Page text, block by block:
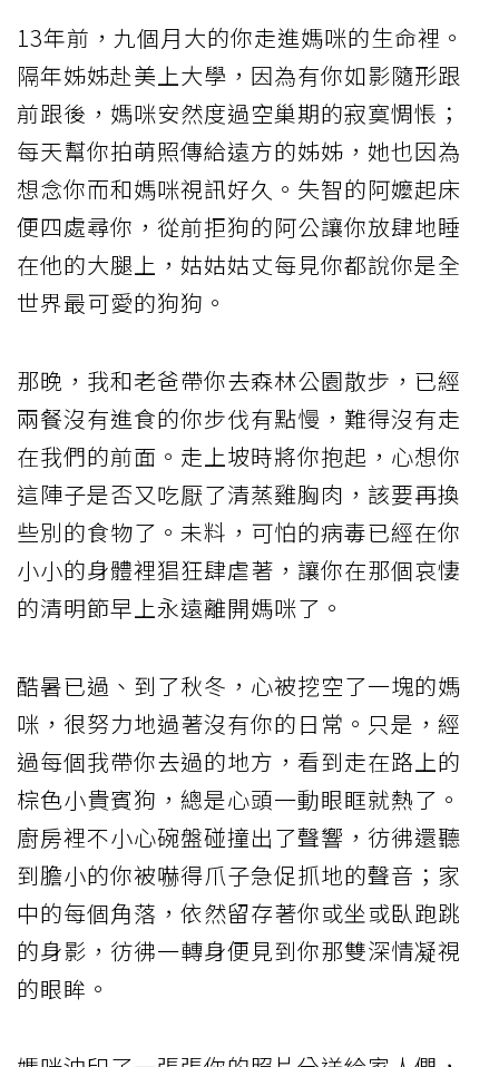
13年前，九個月大的你走進媽咪的生命裡。
隔年姊姊赴美上大學，因為有你如影隨形跟
前跟後，媽咪安然度過空巢期的寂寞惆悵；
每天幫你拍萌照傳給遠方的姊姊，她也因為
想念你而和媽咪視訊好久。失智的阿嬤起床
便四處尋你，從前拒狗的阿公讓你放肆地睡
在他的大腿上，姑姑姑丈每見你都說你是全
世界最可愛的狗狗。
那晚，我和老爸帶你去森林公園散步，已經
兩餐沒有進食的你步伐有點慢，難得沒有走
在我們的前面。走上坡時將你抱起，心想你
這陣子是否又吃厭了清蒸雞胸肉，該要再換
些別的食物了。未料，可怕的病毒已經在你
小小的身體裡猖狂肆虐著，讓你在那個哀悽
的清明節早上永遠離開媽咪了。
酷暑已過、到了秋冬，心被挖空了一塊的媽
咪，很努力地過著沒有你的日常。只是，經
過每個我帶你去過的地方，看到走在路上的
棕色小貴賓狗，總是心頭一動眼眶就熱了。
廚房裡不小心碗盤碰撞出了聲響，彷彿還聽
到膽小的你被嚇得爪子急促抓地的聲音；家
中的每個角落，依然留存著你或坐或臥跑跳
的身影，彷彿一轉身便見到你那雙深情凝視
的眼眸。